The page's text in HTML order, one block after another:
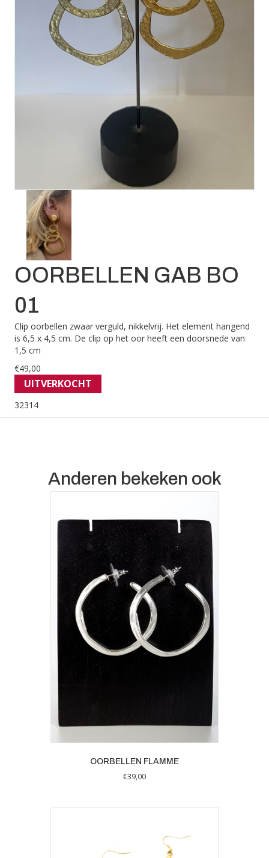
OORBELLEN GAB BO
01
Clip oorbellen zwaar verguld, nikkelvrij. Het element hangend
is 6,5 x 4,5 cm. De clip op het oor heeft een doorsnede van
1,5 cm
€49,00
UITVERKOCHT
32314
Anderen bekeken ook
OORBELLEN FLAMME
€39,00